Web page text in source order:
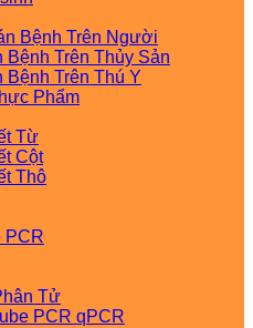
Bệnh Trên Người
Bệnh Trên Thủy Sản
Bệnh Trên Thú Y
Phẩm
Từ
Cột
Thô
PCR
Tử
PCR qPCR